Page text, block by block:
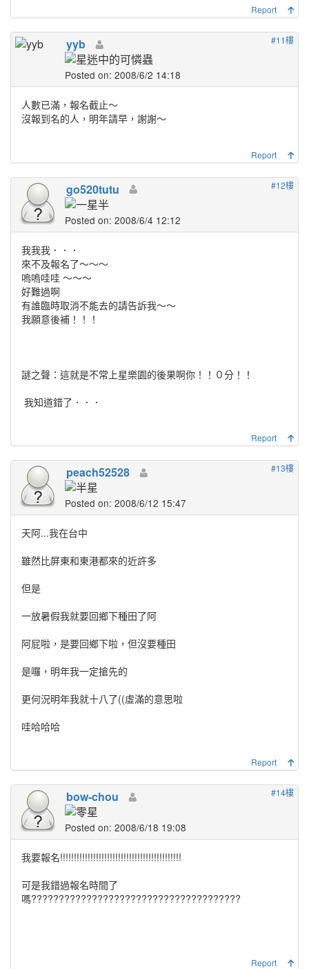
Report
#11樓
yyb
Posted on: 2008/6/2 14:18
人數已滿，報名截止～
沒報到名的人，明年請早，謝謝～
Report
#12樓
go520tutu
Posted on: 2008/6/4 12:12
我我我．．．
來不及報名了～～～
嗚嗚哇哇 ～～～
好難過啊
有誰臨時取消不能去的請告訴我～～
我願意後補！！！
謎之聲：這就是不常上星樂園的後果啊你！！０分！！
我知道錯了．．．
Report
#13樓
peach52528
Posted on: 2008/6/12 15:47
天阿...我在台中
雖然比屏東和東港都來的近許多
但是
一放暑假我就要回鄉下種田了阿
阿屁啦，是要回鄉下啦，但沒要種田
是囉，明年我一定搶先的
更何況明年我就十八了((虛滿的意思啦
哇哈哈哈
Report
#14樓
bow-chou
Posted on: 2008/6/18 19:08
我要報名!!!!!!!!!!!!!!!!!!!!!!!!!!!!!!!!!!!!!!!!!!!!
可是我錯過報名時間了
嗎??????????????????????????????????????
Report